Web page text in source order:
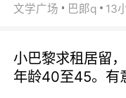
文学广场 巴郞q 13
小巴黎求租居留
年龄40至45。